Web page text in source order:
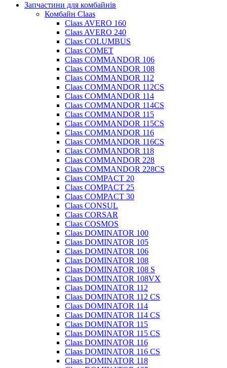
Запчастини для комбайнів
Комбайн Claas
Claas AVERO 160
Claas AVERO 240
Claas COLUMBUS
Claas COMET
Claas COMMANDOR 106
Claas COMMANDOR 108
Claas COMMANDOR 112
Claas COMMANDOR 112CS
Claas COMMANDOR 114
Claas COMMANDOR 114CS
Claas COMMANDOR 115
Claas COMMANDOR 115CS
Claas COMMANDOR 116
Claas COMMANDOR 116CS
Claas COMMANDOR 118
Claas COMMANDOR 228
Claas COMMANDOR 228CS
Claas COMPACT 20
Claas COMPACT 25
Claas COMPACT 30
Claas CONSUL
Claas CORSAR
Claas COSMOS
Claas DOMINATOR 100
Claas DOMINATOR 105
Claas DOMINATOR 106
Claas DOMINATOR 108
Claas DOMINATOR 108 S
Claas DOMINATOR 108VX
Claas DOMINATOR 112
Claas DOMINATOR 112 CS
Claas DOMINATOR 114
Claas DOMINATOR 114 CS
Claas DOMINATOR 115
Claas DOMINATOR 115 CS
Claas DOMINATOR 116
Claas DOMINATOR 116 CS
Claas DOMINATOR 118